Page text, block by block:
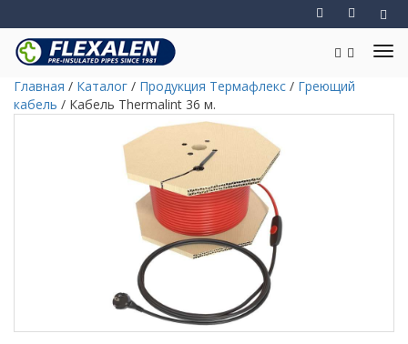
Главная / Каталог / Продукция Термафлекс / Греющий
кабель / Кабель Thermalint 36 м.